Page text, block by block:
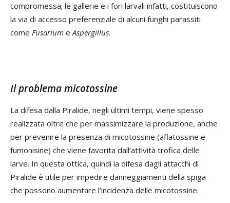
compromessa; le gallerie e i fori larvali infatti, costituiscono
la via di accesso preferenziale di alcuni funghi parassiti
come Fusarium e Aspergillus.
Il problema micotossine
La difesa dalla Piralide, negli ultimi tempi, viene spesso
realizzata oltre che per massimizzare la produzione, anche
per prevenire la presenza di micotossine (aflatossine e
fumonisine) che viene favorita dall’attività trofica delle
larve. In questa ottica, quindi la difesa dagli attacchi di
Piralide è utile per impedire danneggiamenti della spiga
che possono aumentare l’incidenza delle micotossine.